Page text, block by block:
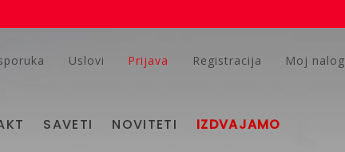
Uslovi Prijava Registracija Moj nalog
SAVETI NOVITETI
IZDVAJAMO